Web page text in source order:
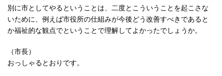
別に市としてやるということは、二度とこういうことを起こさな
いために、例えば市役所の仕組みが今後どう改善すべきであると
か福祉的な観点でということで理解してよかったでしょうか。
（市長）
おっしゃるとおりです。